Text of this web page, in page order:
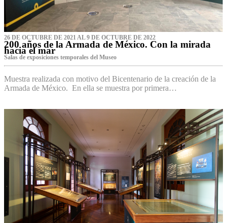
26 DE OCTUBRE DE 2021 AL 9 DE OCTUBRE DE 2022
200 años de la Armada de México. Con la mirada
hacia el mar
Salas de exposiciones temporales del Museo‌
Muestra realizada con motivo del Bicentenario de la creación de la
Armada de México. En ella se muestra por primera…